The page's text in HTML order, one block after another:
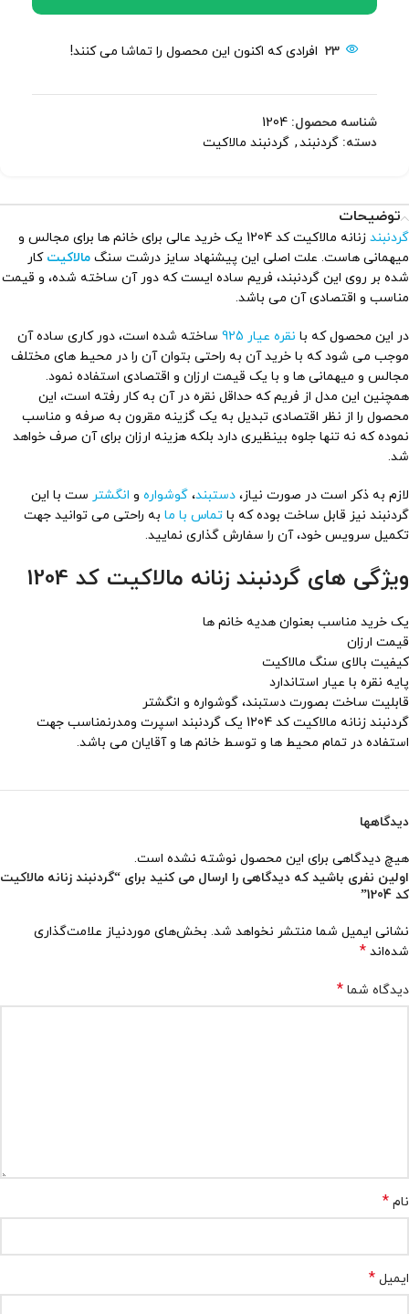
23 افرادی که اکنون این محصول را تماشا می کنند!
شناسه محصول: 1204
دسته: گردنبند, گردنبند مالاکیت
توضیحات
گردنبند
زنانه مالاکیت کد 1204 یک خرید عالی برای خانم ها برای مجالس و
میهمانی هاست. علت اصلی این پیشنهاد سایز درشت سنگ مالاکیت کار
شده بر روی این گردنبند، فریم ساده ایست که دور آن ساخته شده، و قیمت
مناسب و اقتصادی آن می باشد.
در این محصول که با نقره عیار 925
ساخته شده است، دور کاری ساده آن
موجب می شود که با خرید آن به راحتی بتوان آن را در محیط های مختلف
مجالس و میهمانی ها و با یک قیمت ارزان و اقتصادی استفاده نمود.
همچنین این مدل از فریم که حداقل نقره در آن به کار رفته است، این
محصول را از نظر اقتصادی تبدیل به یک گزینه مقرون به صرفه و مناسب
نموده که نه تنها جلوه بینظیری دارد بلکه هزینه ارزان برای آن صرف خواهد
شد.
لازم به ذکر است در صورت نیاز، دستبند، گوشواره و انگشتر ست با این
گردنبند نیز قابل ساخت بوده که با تماس با ما به راحتی می توانید جهت
تکمیل سرویس خود، آن را سفارش گذاری نمایید.
ویژگی های گردنبند زنانه مالاکیت کد 1204
یک خرید مناسب بعنوان هدیه خانم ها
قیمت ارزان
کیفیت بالای سنگ مالاکیت
پایه نقره با عیار استاندارد
قابلیت ساخت بصورت دستبند، گوشواره و انگشتر
گردنبند زنانه مالاکیت کد 1204 یک گردنبند اسپرت ومدرنمناسب جهت
استفاده در تمام محیط ها و توسط خانم ها و آقایان می باشد.
دیدگاهها
هیچ دیدگاهی برای این محصول نوشته نشده است.
اولین نفری باشید که دیدگاهی را ارسال می کنید برای “گردنبند زنانه مالاکیت
کد 1204”
نشانی ایمیل شما منتشر نخواهد شد. بخش‌های موردنیاز علامت‌گذاری
شده‌اند *
دیدگاه شما *
نام *
ایمیل *